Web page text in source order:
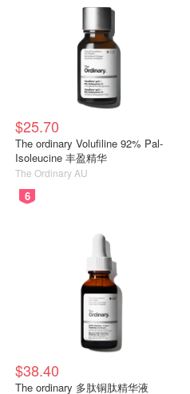
$25.70
The ordinary Volufiline 92% Pal-
Isoleucine 丰盈精华
The Ordinary AU
6
$38.40
The ordinary 多肽铜肽精华液